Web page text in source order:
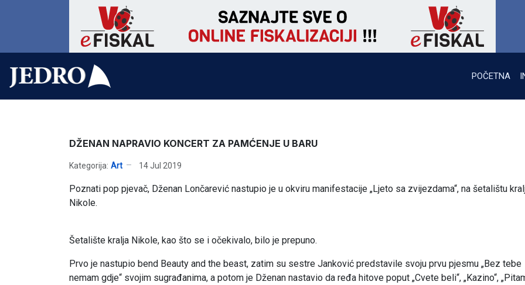
POČETNA
DŽENAN NAPRAVIO KONCERT ZA PAMĆENJE U BARU
Kategorija: Art 14 Jul 2019
Poznati pop pjevač, Dženan Lončarević nastupio je u okviru manifestacije „Ljeto sa zvijezdama“, na šetalištu
Nikole.
Šetalište kralja Nikole, kao što se i očekivalo, bilo je prepuno.
Prvo je nastupio bend Beauty and the beast, zatim su sestre Janković predstavile svoju prvu pjesmu „Bez tebe
nemam gdje“ svojim sugrađanima, a potom je Dženan nastavio da ređa hitove poput „Cvete beli“, „Kazino“,